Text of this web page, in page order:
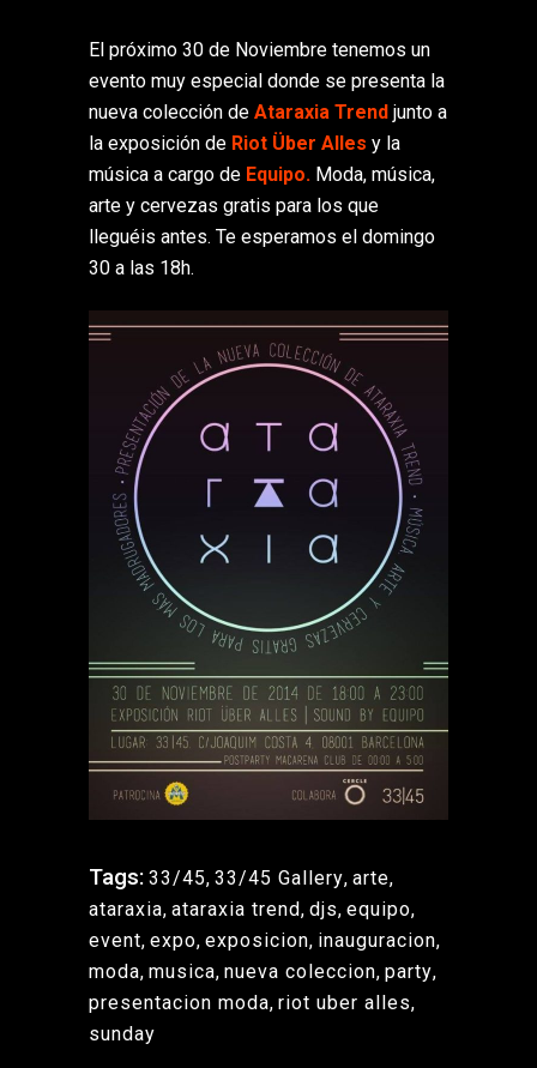
El próximo 30 de Noviembre tenemos un
evento muy especial donde se presenta la
nueva colección de Ataraxia Trend junto a
la exposición de Riot Über Alles y la
música a cargo de Equipo. Moda, música,
arte y cervezas gratis para los que
lleguéis antes. Te esperamos el domingo
30 a las 18h.
Tags: 33/45, 33/45 Gallery, arte,
ataraxia, ataraxia trend, djs, equipo,
event, expo, exposicion, inauguracion,
moda, musica, nueva coleccion, party,
presentacion moda, riot uber alles,
sunday